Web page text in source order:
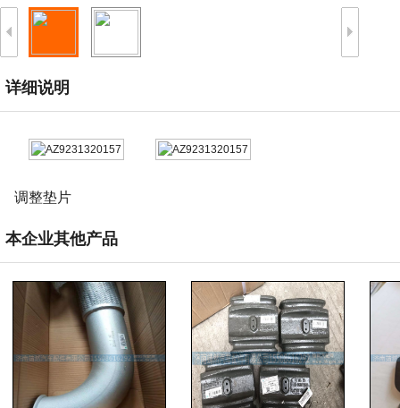
详细说明
调整垫片
本企业其他产品